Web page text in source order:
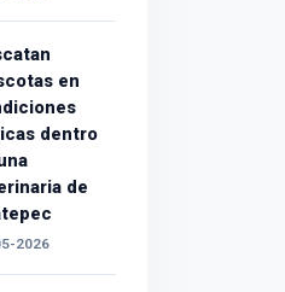
en
dentro
de
2026